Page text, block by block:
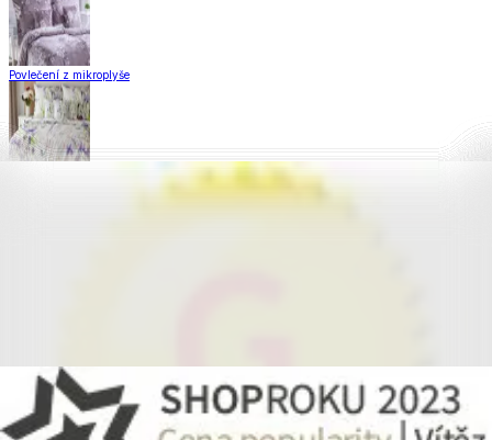
Povlečení z mikroplyše
Krepové povlečení